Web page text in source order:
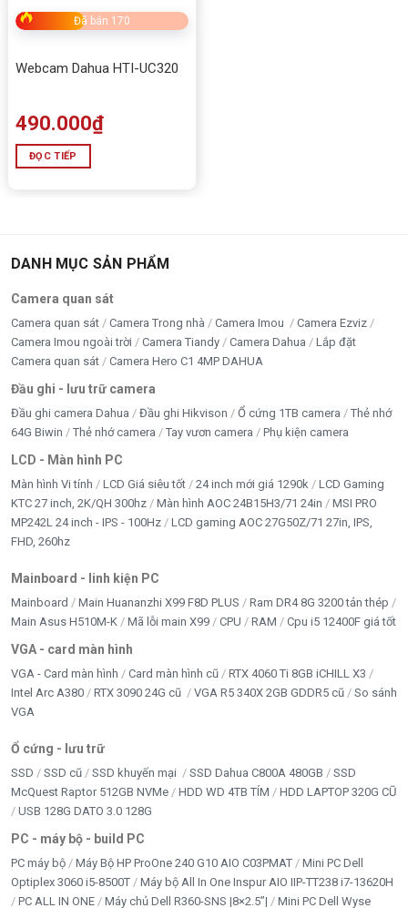
Đã bán 170
Webcam Dahua HTI-UC320
490.000₫
ĐỌC TIẾP
DANH MỤC SẢN PHẨM
Camera quan sát
Camera quan sát Camera Trong nhà Camera Imou
Camera Ezviz
Camera Imou ngoài trời
Camera Tiandy Camera Dahua
Lắp đặt
Camera quan sát
Camera Hero C1 4MP DAHUA
Đầu ghi - lưu trữ camera
Đầu ghi camera Dahua Đầu ghi Hikvison Ổ cứng 1TB camera
Thẻ nhớ
64G Biwin
Thẻ nhớ camera Tay vươn camera Phụ kiện camera
LCD - Màn hình PC
Màn hình Vi tính LCD Giá siêu tốt 24 inch mới giá 1290k
LCD Gaming
KTC 27 inch, 2K/QH 300hz
Màn hình AOC 24B15H3/71 24in
MSI PRO
MP242L 24 inch - IPS - 100Hz
LCD gaming AOC 27G50Z/71 27in, IPS,
FHD, 260hz
Mainboard - linh kiện PC
Mainboard Main Huananzhi X99 F8D PLUS
Ram DR4 8G 3200 tản thép
Main Asus H510M-K
Mã lỗi main X99 CPU RAM Cpu i5 12400F giá tốt
VGA - card màn hình
VGA - Card màn hình Card màn hình cũ
RTX 4060 Ti 8GB iCHILL X3
Intel Arc A380
RTX 3090 24G cũ VGA R5 340X 2GB GDDR5 cũ
So sánh
VGA
Ổ cứng - lưu trữ
SSD SSD cũ SSD khuyến mại SSD Dahua C800A 480GB
SSD
McQuest Raptor 512GB NVMe
HDD WD 4TB TÍM
HDD LAPTOP 320G CŨ
USB 128G DATO 3.0 128G
PC - máy bộ - build PC
PC máy bộ Máy Bộ HP ProOne 240 G10 AIO C03PMAT
Mini PC Dell
Optiplex 3060 i5-8500T
Máy bộ All In One Inspur AIO IIP-TT238 i7-13620H
PC ALL IN ONE
Máy chủ Dell R360-SNS |8×2.5”| Mini PC Dell Wyse